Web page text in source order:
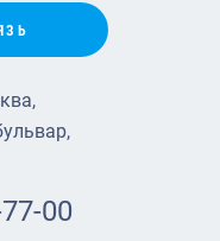
00